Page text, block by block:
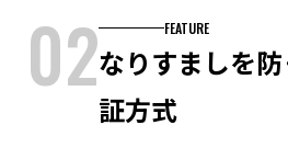
02 FEATURE
なりすましを
証方式